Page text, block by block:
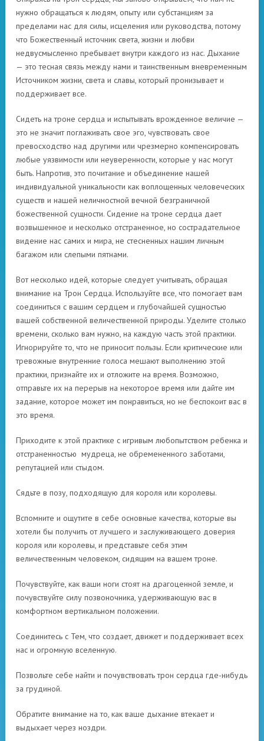
нужно обращаться к людям, опыту или субстанциям за
пределами нас для силы, исцеления или руководства, потому
что Божественный источник света, жизни и любви
недвусмысленно пребывает внутри каждого из нас. Дыхание
— это тесная связь между нами и таинственным вневременным
Источником жизни, света и славы, который пронизывает и
поддерживает все.
Сидеть на троне сердца и испытывать врожденное величие —
это не значит поглаживать свое эго, чувствовать свое
превосходство над другими или чрезмерно компенсировать
любые уязвимости или неуверенности, которые у нас могут
быть. Напротив, это почитание и объединение нашей
индивидуальной уникальности как воплощенных человеческих
существ и нашей неличностной вечной безграничной
божественной сущности. Сидение на троне сердца дает
возвышенное и несколько отстраненное, но сострадательное
видение нас самих и мира, не стесненных нашим личным
багажом или слепыми пятнами.
Вот несколько идей, которые следует учитывать, обращая
внимание на Трон Сердца. Используйте все, что помогает вам
соединиться с вашим сердцем и глубочайшей сущностью
вашей собственной величественной природы. Уделите столько
времени, сколько вам нужно, на каждую часть этой практики.
Игнорируйте то, что не приносит пользы. Если критические или
тревожные внутренние голоса мешают выполнению этой
практики, признайте их и отложите на время. Возможно,
отправьте их на перерыв на некоторое время или дайте им
задание, которое может им понравиться, но не беспокоит вас в
это время.
Приходите к этой практике с игривым любопытством ребенка и
отстраненностью мудреца, не обремененного заботами,
репутацией или стыдом.
Сядьте в позу, подходящую для короля или королевы.
Вспомните и ощутите в себе основные качества, которые вы
хотели бы получить от лучшего и заслуживающего доверия
короля или королевы, и представьте себя этим
величественным человеком, сидящим на вашем троне.
Почувствуйте, как ваши ноги стоят на драгоценной земле, и
почувствуйте силу позвоночника, удерживающую вас в
комфортном вертикальном положении.
Соединитесь с Тем, что создает, движет и поддерживает всех
нас и огромную вселенную.
Позвольте себе найти и почувствовать трон сердца где-нибудь
за грудиной.
Обратите внимание на то, как ваше дыхание втекает и
выдыхает через ноздри.